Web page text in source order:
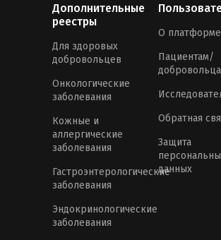
Дополнительные
реестры
Для здоровых
добровольцев
Онкологические
заболевания
Кожные и
аллергические
заболевания
Гастроэнтерологические
заболевания
Эндокринологические
заболевания
О платформе
Пациентам/
Обратная
Защита
данных